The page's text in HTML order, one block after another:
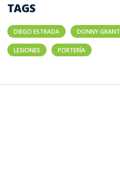
TAGS
DIEGO ESTRADA DONNY GRANT
LESIONES PORTERÍA